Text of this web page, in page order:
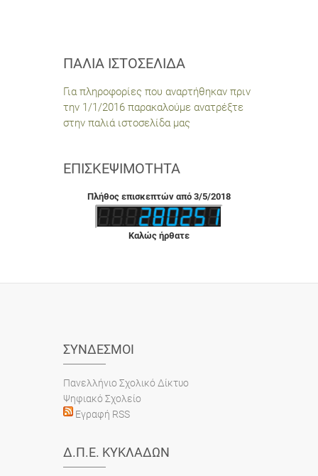
ΠΑΛΙΆ ΙΣΤΟΣΕΛΊΔΑ
Για πληροφορίες που αναρτήθηκαν πριν
την 1/1/2016 παρακαλούμε ανατρέξτε
στην παλιά ιστοσελίδα μας
ΕΠΙΣΚΕΨΙΜΌΤΗΤΑ
Πλήθος επισκεπτών από 3/5/2018
Καλώς ήρθατε
ΣΎΝΔΕΣΜΟΙ
Πανελλήνιο Σχολικό Δίκτυο
Ψηφιακό Σχολείο
Εγραφή RSS
Δ.Π.Ε. ΚΥΚΛΆΔΩΝ